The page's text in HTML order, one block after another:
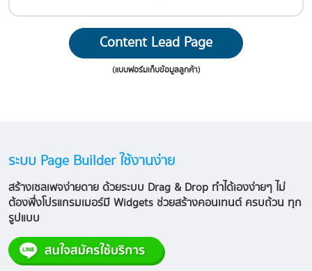
Content Lead Page
(แบบฟอร์มเก็บข้อมูลลูกค้า)
ระบบ Page Builder ใช้งานง่าย
สร้างเซลเพจง่ายดาย ด้วยระบบ Drag & Drop ทำได้เองง่ายๆ ไม่
ต้องพึ่งโปรแกรมเมอร์มี Widgets ช่วยสร้างคอนเทนต์ ครบถ้วน ทุก
รูปแบบ